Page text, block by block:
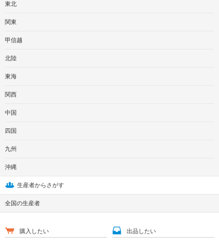
東北
関東
甲信越
北陸
東海
関西
中国
四国
九州
沖縄
生産者からさがす
全国の生産者
購入したい 出品したい